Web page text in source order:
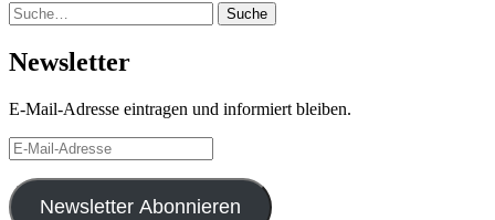
Suche Suche
Newsletter
E-Mail-Adresse eintragen und informiert bleiben.
E-
Mail-
Adresse
Newsletter Abonnieren